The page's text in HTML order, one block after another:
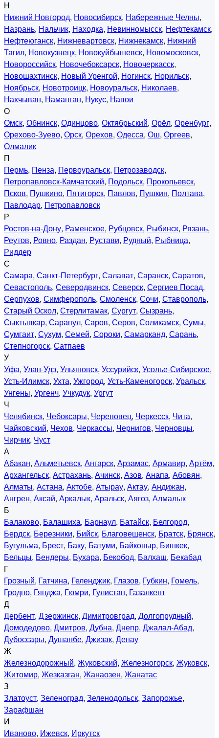
Н
Нижний Новгород, Новосибирск, Набережные Челны,
Назрань, Нальчик, Находка, Невинномысск, Нефтекамск,
Нефтеюганск, Нижневартовск, Нижнекамск, Нижний
Тагил, Новокузнецк, Новокуйбышевск, Новомосковск,
Новороссийск, Новочебоксарск, Новочеркасск,
Новошахтинск, Новый Уренгой, Ногинск, Норильск,
Ноябрьск, Новотроицк, Новоуральск, Николаев,
Нахчыван, Наманган, Нукус, Навои
О
Омск, Обнинск, Одинцово, Октябрьский, Орёл, Оренбург,
Орехово-Зуево, Орск, Орехов, Одесса, Ош, Оргеев,
Олмалик
П
Пермь, Пенза, Первоуральск, Петрозаводск,
Петропавловск-Камчатский, Подольск, Прокопьевск,
Псков, Пушкино, Пятигорск, Павлов, Пушкин, Полтава,
Павлодар, Петропавловск
Р
Ростов-на-Дону, Раменское, Рубцовск, Рыбинск, Рязань,
Реутов, Ровно, Раздан, Рустави, Рудный, Рыбница,
Риддер
С
Самара, Санкт-Петербург, Салават, Саранск, Саратов,
Севастополь, Северодвинск, Северск, Сергиев Посад,
Серпухов, Симферополь, Смоленск, Сочи, Ставрополь,
Старый Оскол, Стерлитамак, Сургут, Сызрань,
Сыктывкар, Сарапул, Саров, Серов, Соликамск, Сумы,
Сумгаит, Сухум, Семей, Сороки, Самарканд, Сарань,
Степногорск, Сатпаев
У
Уфа, Улан-Удэ, Ульяновск, Уссурийск, Усолье-Сибирское,
Усть-Илимск, Ухта, Ужгород, Усть-Каменогорск, Уральск,
Унгены, Ургенч, Учкудук, Ургут
Ч
Челябинск, Чебоксары, Череповец, Черкесск, Чита,
Чайковский, Чехов, Черкассы, Чернигов, Черновцы,
Чирчик, Чуст
А
Абакан, Альметьевск, Ангарск, Арзамас, Армавир, Артём,
Архангельск, Астрахань, Ачинск, Азов, Анапа, Абовян,
Алматы, Астана, Актобе, Атырау, Актау, Андижан,
Ангрен, Аксай, Аркалык, Аральск, Аягоз, Алмалык
Б
Балаково, Балашиха, Барнаул, Батайск, Белгород,
Бердск, Березники, Бийск, Благовещенск, Братск, Брянск,
Бугульма, Брест, Баку, Батуми, Байконыр, Бишкек,
Бельцы, Бендеры, Бухара, Бекобод, Балхаш, Бекабад
Г
Грозный, Гатчина, Геленджик, Глазов, Губкин, Гомель,
Гродно, Гянджа, Гюмри, Гулистан, Газалкент
Д
Дербент, Дзержинск, Димитровград, Долгопрудный,
Домодедово, Дмитров, Дубна, Днепр, Джалал-Абад,
Дубоссары, Душанбе, Джизак, Денау
Ж
Железнодорожный, Жуковский, Железногорск, Жуковск,
Житомир, Жезказган, Жанаозен, Жанатас
З
Златоуст, Зеленоград, Зеленодольск, Запорожье,
Зарафшан
И
Иваново, Ижевск, Иркутск